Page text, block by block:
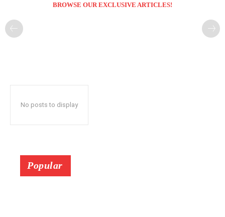
BROWSE OUR EXCLUSIVE ARTICLES!
No posts to display
Popular